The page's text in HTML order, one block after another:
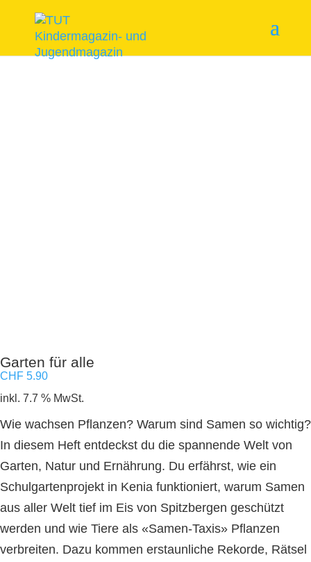
/Themenhefte/ Garten für alle
Garten für alle
CHF 5.90
inkl. 7.7 % MwSt.
Wie wachsen Pflanzen? Warum sind Samen so wichtig?
In diesem Heft entdeckst du die spannende Welt von
Garten, Natur und Ernährung. Du erfährst, wie ein
Schulgartenprojekt in Kenia funktioniert, warum Samen
aus aller Welt tief im Eis von Spitzbergen geschützt
werden und wie Tiere als «Samen-Taxis» Pflanzen
verbreiten. Dazu kommen erstaunliche Rekorde, Rätsel